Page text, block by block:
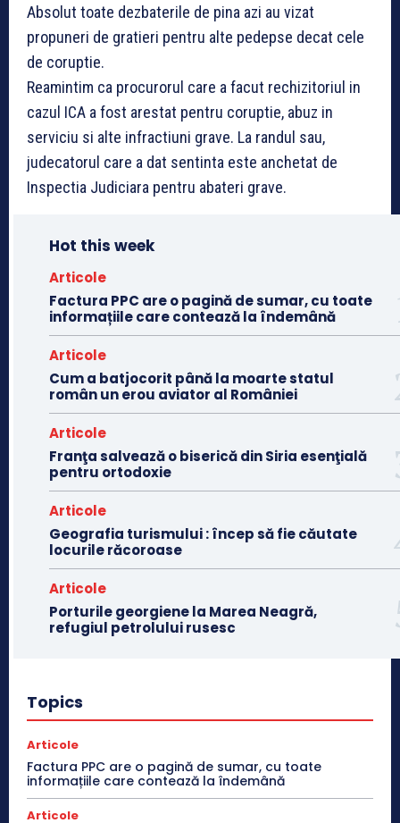
Absolut toate dezbaterile de pina azi au vizat
propuneri de gratieri pentru alte pedepse decat cele
de coruptie.
Reamintim ca procurorul care a facut rechizitoriul in
cazul ICA a fost arestat pentru coruptie, abuz in
serviciu si alte infractiuni grave. La randul sau,
judecatorul care a dat sentinta este anchetat de
Inspectia Judiciara pentru abateri grave.
Hot this week
Articole
Factura PPC are o pagină de sumar, cu toate
informațiile care contează la îndemână
Articole
Cum a batjocorit până la moarte statul
român un erou aviator al României
Articole
Franţa salvează o biserică din Siria esenţială
pentru ortodoxie
Articole
Geografia turismului : încep să fie căutate
locurile răcoroase
Articole
Porturile georgiene la Marea Neagră,
refugiul petrolului rusesc
Topics
Articole
Factura PPC are o pagină de sumar, cu toate
informațiile care contează la îndemână
Articole